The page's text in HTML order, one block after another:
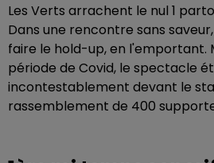
Les Verts arrachent le nul 1
Dans une rencontre sans
faire le hold-up, en l'emportant.
période de Covid, le spectacle
incontestablement devant le
rassemblement de 400